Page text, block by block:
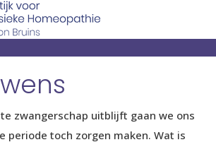
zwangerschap uitblijft gaan we ons
periode toch zorgen maken. Wat is